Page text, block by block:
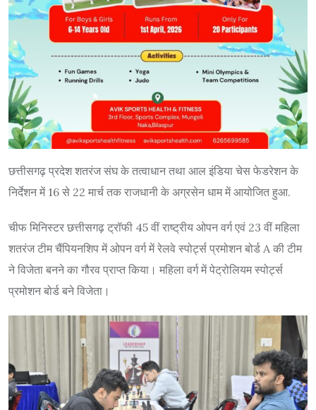
छत्तीसगढ़ प्रदेश शतरंज संघ के तत्वाधान तथा आल इंडिया चेस फेडरेशन के
निर्देशन में 16 से 22 मार्च तक राजधानी के अग्रसेन धाम में आयोजित हुआ.
चीफ मिनिस्टर छत्तीसगढ़ ट्रॉफी 45 वीं राष्ट्रीय ओपन वर्ग एवं 23 वीं महिला
शतरंज टीम चैंपियनशिप में ओपन वर्ग में रेलवे स्पोर्ट्स प्रमोशन बोर्ड A की टीम
ने विजेता बनने का गौरव प्राप्त किया। महिला वर्ग में पेट्रोलियम स्पोर्ट्स
प्रमोशन बोर्ड बने विजेता।